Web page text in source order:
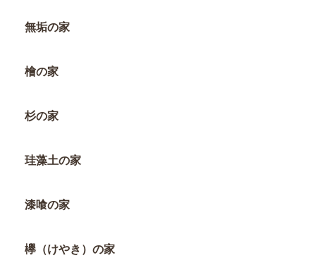
無垢の家
檜の家
杉の家
珪藻土の家
漆喰の家
欅（けやき）の家